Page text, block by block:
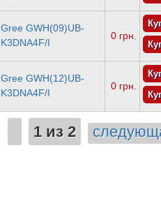
Gree GWH(09)UB-
K3DNA4F/I
0 грн.
Gree GWH(12)UB-
K3DNA4F/I
0 грн.
1 из 2